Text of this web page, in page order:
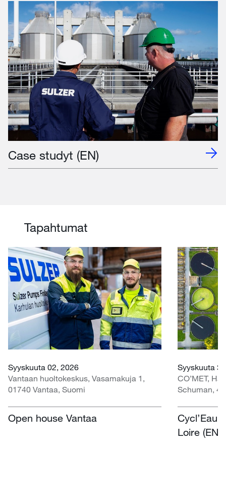
Case studyt (EN)
Tapahtumat
Syyskuuta 02, 2026
Vantaan huoltokeskus, Vasamakuja 1,
01740 Vantaa, Suomi
Open house Vantaa
Syyskuuta
CO’MET,
Schuman,
Cycl’Eau
Loire (EN)